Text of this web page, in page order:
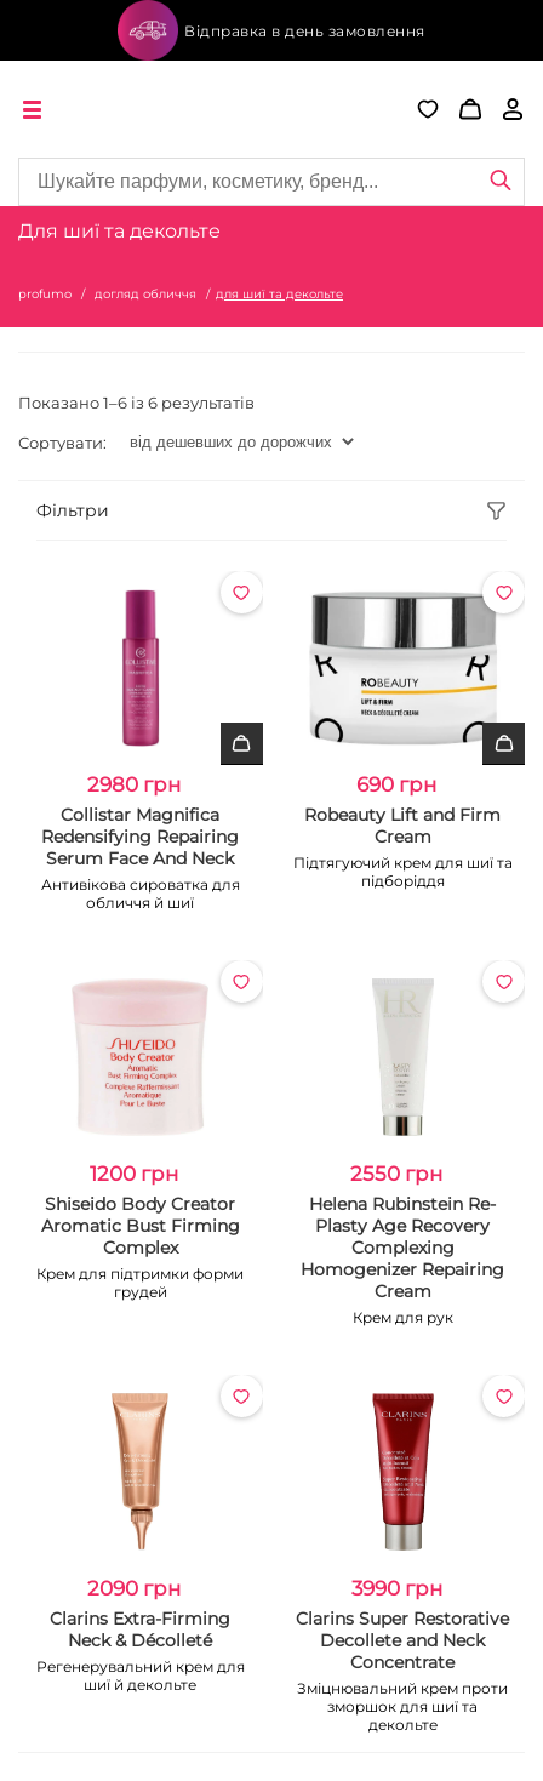
Відправка в день замовлення
Для шиї та декольте
profumo догляд обличчя для шиї та декольте
Показано 1–6 із 6 результатів
Сортувати:
Фільтри
2980 грн
Collistar Magnifica
Redensifying Repairing
Serum Face And Neck
Антивікова сироватка для
обличчя й шиї
690 грн
Robeauty Lift and Firm
Cream
Підтягуючий крем для шиї та
підборіддя
1200 грн
Shiseido Body Creator
Aromatic Bust Firming
Complex
Крем для підтримки форми
грудей
2550 грн
Helena Rubinstein Re-
Plasty Age Recovery
Complexing
Homogenizer Repairing
Cream
Крем для рук
2090 грн
Clarins Extra-Firming
Neck & Décolleté
Регенерувальний крем для
шиї й декольте
3990 грн
Clarins Super Restorative
Decollete and Neck
Concentrate
Зміцнювальний крем проти
зморшок для шиї та
декольте